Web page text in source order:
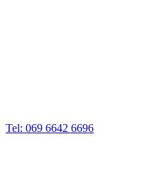
Tel: 069 6642 6696